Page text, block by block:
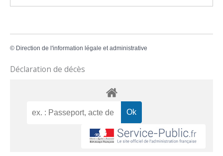
© Direction de l'information légale et administrative
Déclaration de décès